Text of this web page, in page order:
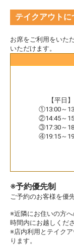
テイクアウトに
お席をご利用をいた
いただけます。
【平日】
①13:00～
②14:45～
③17:30～
④19:15～
※予約優先制
ご予約のお客様を優
※近隣にお住いの方
時間内にお越しくださ
※店内利用とテイク
ります。